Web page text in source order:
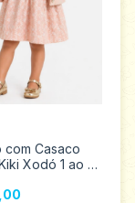
com Casaco
Xodó 1 ao 4